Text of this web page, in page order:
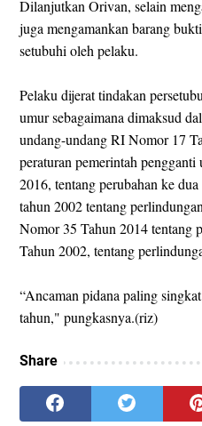
Dilanjutkan Orivan, selain
juga mengamankan barang
setubuhi oleh pelaku.
Pelaku dijerat tindakan
umur sebagaimana dimaksud
undang-undang RI Nomor 17
peraturan pemerintah
2016, tentang perubahan ke
tahun 2002 tentang
Nomor 35 Tahun 2014 tentang
Tahun 2002, tentang
“Ancaman pidana paling
tahun," pungkasnya.(riz)
Share